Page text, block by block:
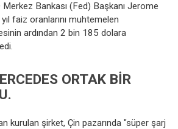
Merkez Bankası (Fed) Başkanı Jerome
faiz oranlarını muhtemelen
ardından 2 bin 185 dolara
ORTAK BIR
kurulan şirket, Çin pazarında "süper şarj